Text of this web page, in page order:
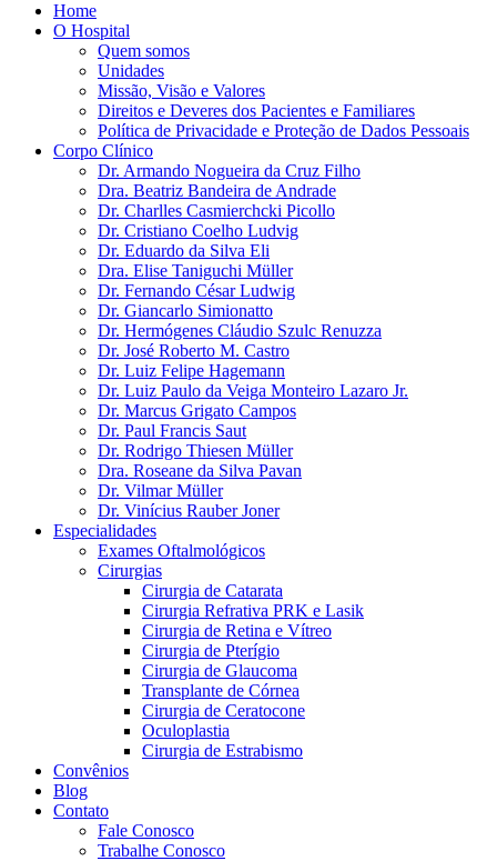
Home
O Hospital
Quem somos
Unidades
Missão, Visão e Valores
Direitos e Deveres dos Pacientes e Familiares
Política de Privacidade e Proteção de Dados Pessoais
Corpo Clínico
Dr. Armando Nogueira da Cruz Filho
Dra. Beatriz Bandeira de Andrade
Dr. Charlles Casmierchcki Picollo
Dr. Cristiano Coelho Ludvig
Dr. Eduardo da Silva Eli
Dra. Elise Taniguchi Müller
Dr. Fernando César Ludwig
Dr. Giancarlo Simionatto
Dr. Hermógenes Cláudio Szulc Renuzza
Dr. José Roberto M. Castro
Dr. Luiz Felipe Hagemann
Dr. Luiz Paulo da Veiga Monteiro Lazaro Jr.
Dr. Marcus Grigato Campos
Dr. Paul Francis Saut
Dr. Rodrigo Thiesen Müller
Dra. Roseane da Silva Pavan
Dr. Vilmar Müller
Dr. Vinícius Rauber Joner
Especialidades
Exames Oftalmológicos
Cirurgias
Cirurgia de Catarata
Cirurgia Refrativa PRK e Lasik
Cirurgia de Retina e Vítreo
Cirurgia de Pterígio
Cirurgia de Glaucoma
Transplante de Córnea
Cirurgia de Ceratocone
Oculoplastia
Cirurgia de Estrabismo
Convênios
Blog
Contato
Fale Conosco
Trabalhe Conosco